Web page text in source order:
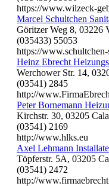
https://www.wilzeck-
Marcel Schultchen
Göritzer Weg 8, 03226
(035433) 55053
https://
Heinz Ebrecht
Werchower Str. 14,
(03541) 2845
http://
Peter Bornemann
Kirchstr. 30, 03205
(03541) 2169
http://www.hlks.eu
Axel Lehmann
Töpferstr. 5A, 03205
(03541) 2472
http://